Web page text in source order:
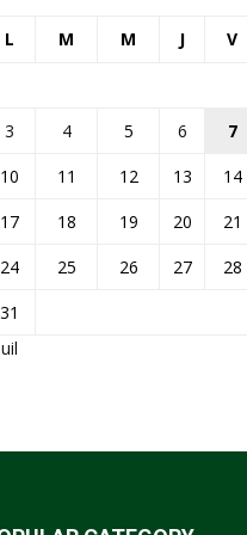
L M M J V
3
4 5 6 7
10
11 12 13 14
17
18 19 20 21
24
25 26 27 28
31